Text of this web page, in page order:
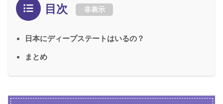
目次 非表示
日本にディープステートはいるの？
まとめ